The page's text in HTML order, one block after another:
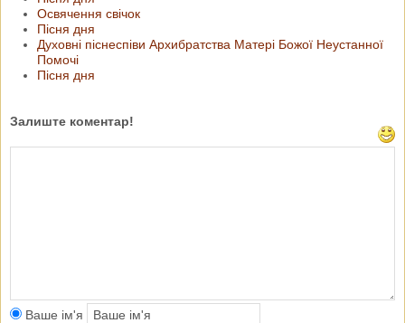
Освячення свічок
Пісня дня
Духовні піснеспіви Архибратства Матері Божої Неустанної
Помочі
Пісня дня
Залиште коментар!
Ваше ім'я